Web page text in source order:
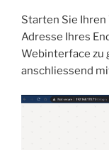
Starten Sie
Adresse Ihres
Webinterface zu
anschliessend